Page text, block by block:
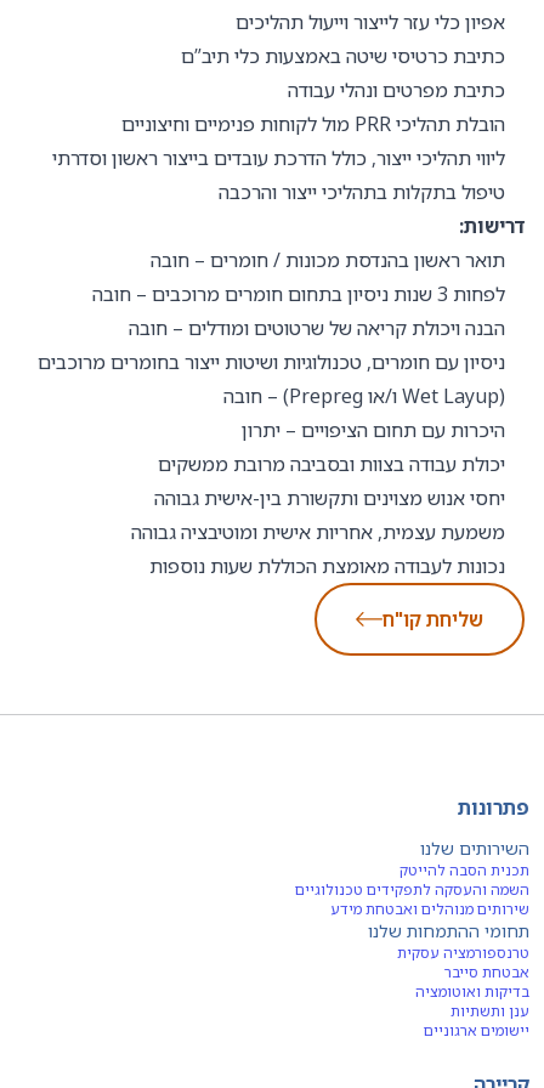
אפיון כלי עזר לייצור וייעול תהליכים
כתיבת כרטיסי שיטה באמצעות כלי תיב”ם
כתיבת מפרטים ונהלי עבודה
הובלת תהליכי PRR מול לקוחות פנימיים וחיצוניים
ליווי תהליכי ייצור, כולל הדרכת עובדים בייצור ראשון וסדרתי
טיפול בתקלות בתהליכי ייצור והרכבה
דרישות:
תואר ראשון בהנדסת מכונות / חומרים – חובה
לפחות 3 שנות ניסיון בתחום חומרים מרוכבים – חובה
הבנה ויכולת קריאה של שרטוטים ומודלים – חובה
ניסיון עם חומרים, טכנולוגיות ושיטות ייצור בחומרים מרוכבים
(Wet Layup ו/או Prepreg) – חובה
היכרות עם תחום הציפויים – יתרון
יכולת עבודה בצוות ובסביבה מרובת ממשקים
יחסי אנוש מצוינים ותקשורת בין-אישית גבוהה
משמעת עצמית, אחריות אישית ומוטיבציה גבוהה
נכונות לעבודה מאומצת הכוללת שעות נוספות
שליחת קו"ח
פתרונות
השירותים שלנו
תכנית הסבה להייטק
השמה והעסקה לתפקידים טכנולוגיים
שירותים מנוהלים ואבטחת מידע
תחומי ההתמחות שלנו
טרנספורמציה עסקית
אבטחת סייבר
בדיקות ואוטומציה
ענן ותשתיות
יישומים ארגוניים